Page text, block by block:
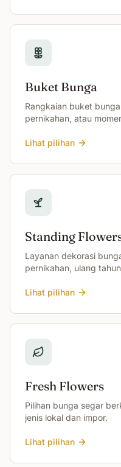
Buket Bunga
Rangkaian buket
pernikahan, atau
Lihat pilihan
Standing
Layanan dekorasi
pernikahan, ulang
Lihat pilihan
Fresh Flowers
Pilihan bunga segar
jenis lokal dan impor.
Lihat pilihan